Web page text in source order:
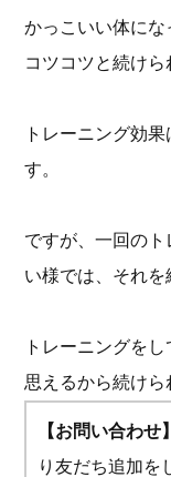
かっこいい体に
コツコツと続けら
トレーニング効
す。
ですが、一回の
い様では、それを
トレーニングを
思えるから続け
【お問い合わせ】
り友だち追加を